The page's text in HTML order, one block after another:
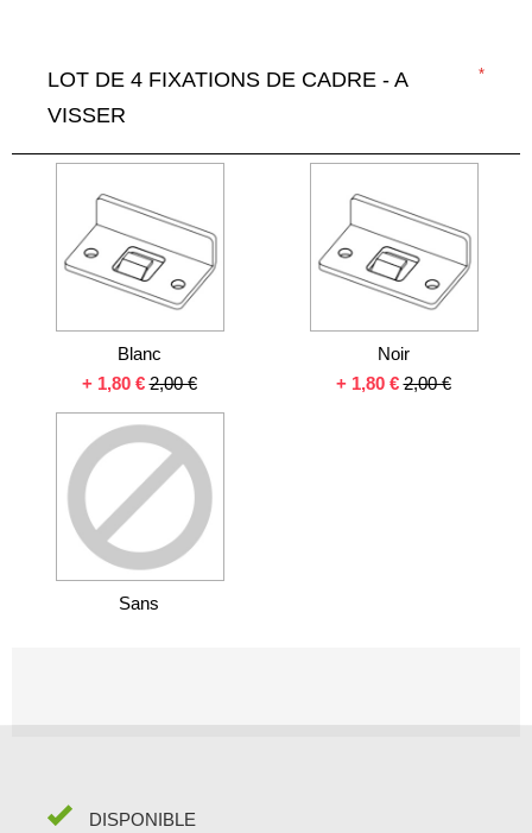
LOT DE 4 FIXATIONS DE CADRE - A
VISSER
Blanc
+ 1,80 € 2,00 €
Noir
+ 1,80 € 2,00 €
Sans
DISPONIBLE